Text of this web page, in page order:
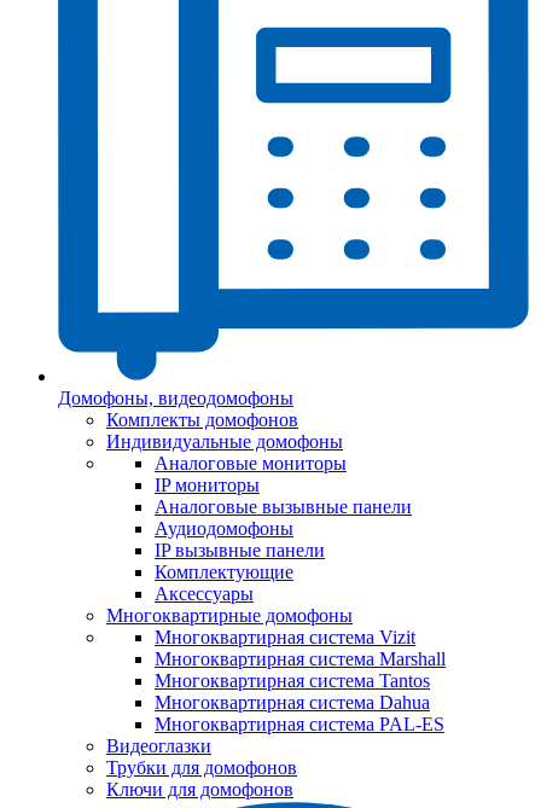
Домофоны, видеодомофоны
Комплекты домофонов
Индивидуальные домофоны
Аналоговые мониторы
IP мониторы
Аналоговые вызывные панели
Аудиодомофоны
IP вызывные панели
Комплектующие
Аксессуары
Многоквартирные домофоны
Многоквартирная система Vizit
Многоквартирная система Marshall
Многоквартирная система Tantos
Многоквартирная система Dahua
Многоквартирная система PAL-ES
Видеоглазки
Трубки для домофонов
Ключи для домофонов